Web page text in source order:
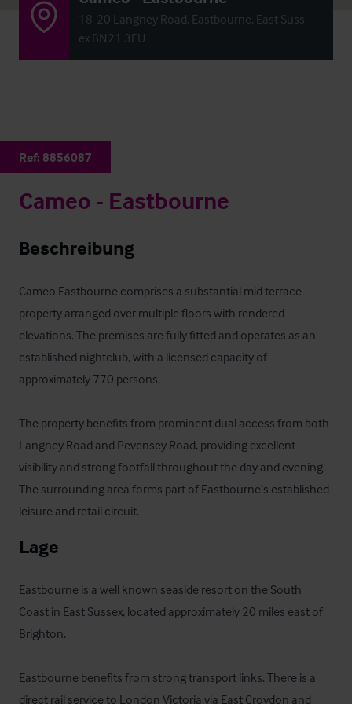
18-20 Langney Road, Eastbourne, East Suss
ex BN21 3EU
Ref: 8856087
Cameo - Eastbourne
Beschreibung
Cameo Eastbourne comprises a substantial mid terrace
property arranged over multiple floors with rendered
elevations. The premises are fully fitted and operates as an
established nightclub, with a licensed capacity of
approximately 770 persons.
The property benefits from prominent dual access from both
Langney Road and Pevensey Road, providing excellent
visibility and strong footfall throughout the day and evening.
The surrounding area forms part of Eastbourne’s established
leisure and retail circuit.
Lage
Eastbourne is a well known seaside resort on the South
Coast in East Sussex, located approximately 20 miles east of
Brighton.
Eastbourne benefits from strong transport links. There is a
direct rail service to London Victoria via East Croydon and